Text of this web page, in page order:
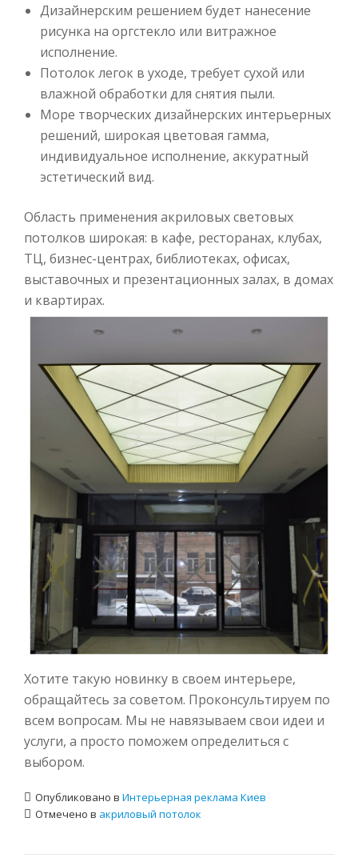
Дизайнерским решением будет нанесение
рисунка на оргстекло или витражное
исполнение.
Потолок легок в уходе, требует сухой или
влажной обработки для снятия пыли.
Море творческих дизайнерских интерьерных
решений, широкая цветовая гамма,
индивидуальное исполнение, аккуратный
эстетический вид.
Область применения акриловых световых
потолков широкая: в кафе, ресторанах, клубах,
ТЦ, бизнес-центрах, библиотеках, офисах,
выставочных и презентационных залах, в домах
и квартирах.
Хотите такую новинку в своем интерьере,
обращайтесь за советом. Проконсультируем по
всем вопросам. Мы не навязываем свои идеи и
услуги, а просто поможем определиться с
выбором.
Опубликовано в Интерьерная реклама Киев
Отмечено в акриловый потолок